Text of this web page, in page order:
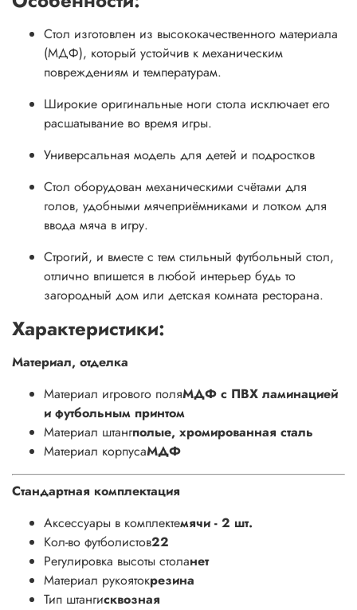
Стол изготовлен из высококачественного материала
(МДФ), который устойчив к механическим
повреждениям и температурам.
Широкие оригинальные ноги стола исключает его
расшатывание во время игры.
Универсальная модель для детей и подростков
Стол оборудован механическими счётами для
голов, удобными мячеприёмниками и лотком для
ввода мяча в игру.
Строгий, и вместе с тем стильный футбольный стол,
отлично впишется в любой интерьер будь то
загородный дом или детская комната ресторана.
Характеристики:
Материал, отделка
Материал игрового поляМДФ с ПВХ ламинацией
и футбольным принтом
Материал штангполые, хромированная сталь
Материал корпусаМДФ
Стандартная комплектация
Аксессуары в комплектемячи - 2 шт.
Кол-во футболистов22
Регулировка высоты столанет
Материал рукоятокрезина
Тип штангисквозная